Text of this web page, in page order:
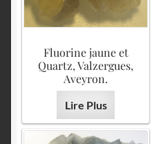
Fluorine jaune et
Quartz, Valzergues,
Aveyron.
Lire Plus